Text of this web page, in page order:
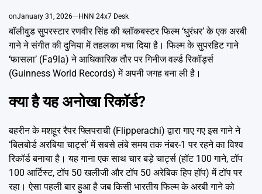
onJanuary 31, 2026 HNN 24x7 Desk
बॉलीवुड सुपरस्टार रणवीर सिंह की ब्लॉकबस्टर फिल्म ‘धुरंधर’ के एक अरबी
गाने ने संगीत की दुनिया में तहलका मचा दिया है। फिल्म के सुपरहिट गाने
‘फासला’ (Fa9la) ने आधिकारिक तौर पर गिनीज वर्ल्ड रिकॉर्ड्स
(Guinness World Records) में अपनी जगह बना ली है।
क्या है यह अनोखा रिकॉर्ड?
बहरीन के मशहूर रैपर फ्लिपराची (Flipperachi) द्वारा गाए गए इस गाने ने
‘बिलबोर्ड अरबिया चार्ट्स’ में सबसे लंबे समय तक नंबर-1 पर रहने का विश्व
रिकॉर्ड बनाया है। यह गाना एक साथ चार बड़े चार्ट्स (हॉट 100 गाने, टॉप
100 आर्टिस्ट, टॉप 50 खलीजी और टॉप 50 अरेबिक हिप हॉप) में टॉप पर
रहा। ऐसा पहली बार हुआ है जब किसी भारतीय फिल्म के अरबी गाने को